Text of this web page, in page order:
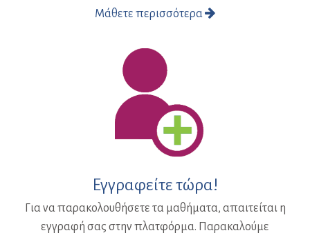
Μάθετε περισσότερα
Εγγραφείτε τώρα!
Για να παρακολουθήσετε τα μαθήματα, απαιτείται η
εγγραφή σας στην πλατφόρμα. Παρακαλούμε